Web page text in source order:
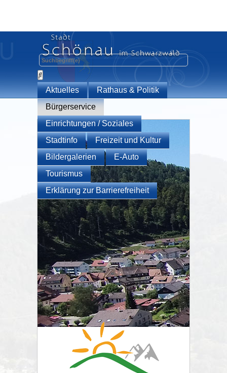
Aktuelles
Rathaus & Politik
Bürgerservice
Einrichtungen / Soziales
Stadtinfo
Freizeit und Kultur
Bildergalerien
E-Auto
Tourismus
Erklärung zur Barrierefreiheit